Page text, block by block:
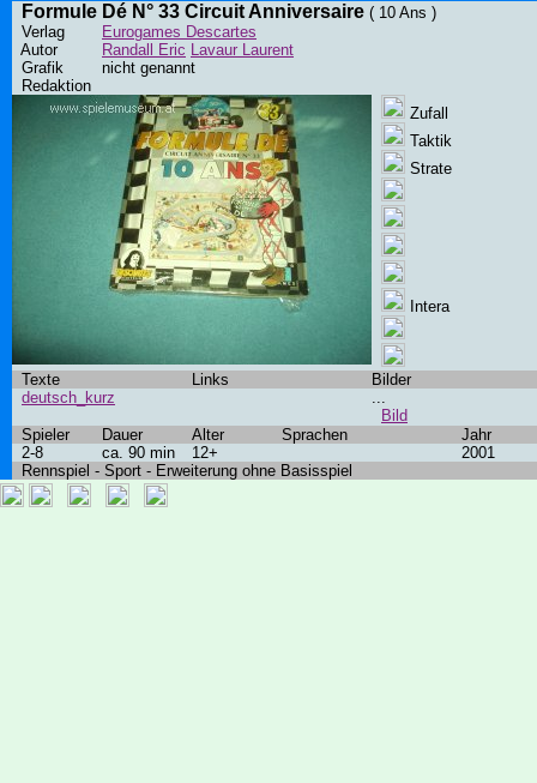
Formule Dé N° 33 Circuit Anniversaire ( 10 Ans )
Verlag
Eurogames Descartes
Autor
Randall Eric Lavaur Laurent
Grafik
nicht genannt
Redaktion
Zufall
Taktik
Strate
Intera
Texte Links
Bilder
deutsch_kurz
...
Bild
Spieler
Dauer Alter Sprachen
Jahr
2-8
ca. 90 min 12+
2001
Rennspiel - Sport - Erweiterung ohne Basisspiel